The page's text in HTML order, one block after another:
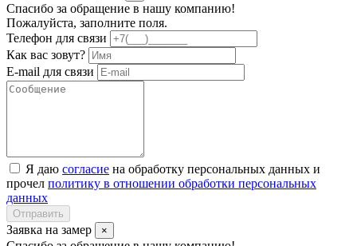
Спасибо за обращение в нашу компанию!
Пожалуйста, заполните поля.
Телефон для связи
Как вас зовут?
E-mail для связи
Я даю согласие на обработку персональных данных и
прочел политику в отношении обработки персональных
данных
Отправить
Заявка на замер ×